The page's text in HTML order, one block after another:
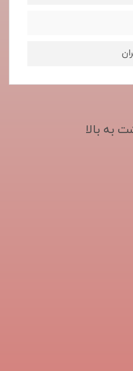
به بالا